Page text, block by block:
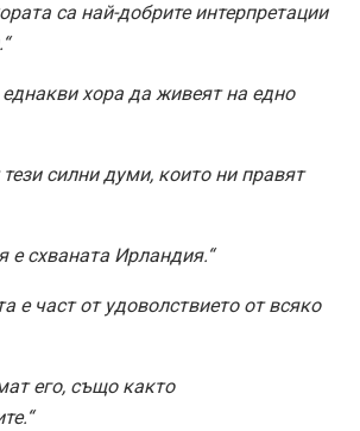
са най-добрите интерпретации
хора да живеят на едно
силни думи, които ни правят
е схваната Ирландия.“
е част от удоволствието от всяко
его, също както